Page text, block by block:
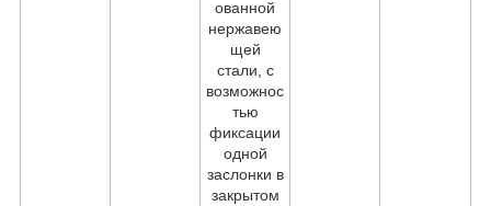
ованной
нержавею
щей
стали, с
возможнос
тью
фиксации
одной
заслонки в
закрытом